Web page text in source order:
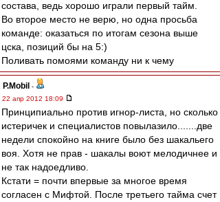
состава, ведь хорошо играли первый тайм.
Во второе место не верю, но одна просьба
команде: оказаться по итогам сезона выше
цска, позиций бы на 5:)
Поливать помоями команду ни к чему
P.Mobil -
22 апр 2012 18:09
Принципиально против игнор-листа, но сколько
истеричек и специалистов повылазило.......две
недели спокойно на книге было без шакальего
воя. Хотя не прав - шакалы воют мелодичнее и
не так надоедливо.
Кстати = почти впервые за многое время
согласен с Мифтой. После третьего тайма счет